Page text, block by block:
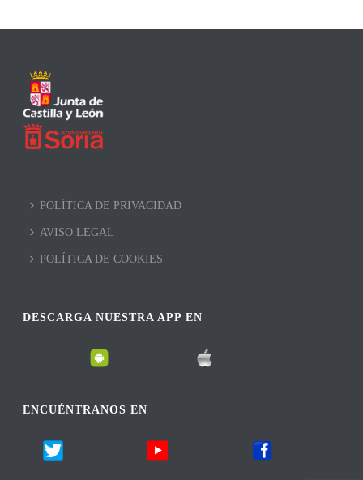
POLÍTICA DE PRIVACIDAD
AVISO LEGAL
POLÍTICA DE COOKIES
DESCARGA NUESTRA APP EN
ENCUÉNTRANOS EN